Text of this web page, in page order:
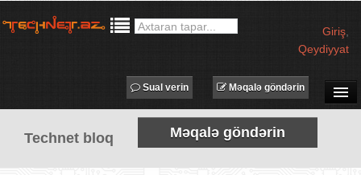
Giriş
Qeydiyyat
SUAL-CAVAB
TECHNET TV
MƏQALƏLƏR
Məqalə göndərin
Sual verin
Technet bloq Məqalə göndərin